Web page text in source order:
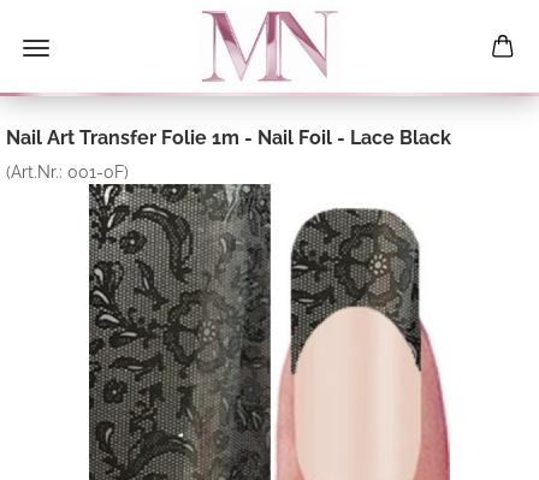
Nail Art Transfer Folie 1m - Nail Foil - Lace Black
(Art.Nr.: 001-0F)